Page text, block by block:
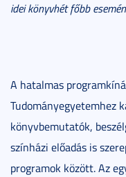
idei könyvhét főbb
A hatalmas
Tudományegyetemhez
könyvbemutatók,
színházi előadás is
programok között. Az